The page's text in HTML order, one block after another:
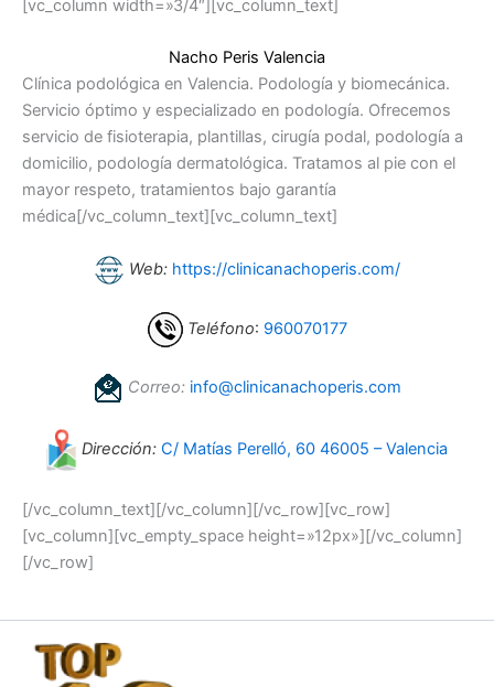
[vc_column width=»3/4″][vc_column_text]
Nacho Peris Valencia
Clínica podológica en Valencia. Podología y biomecánica.
Servicio óptimo y especializado en podología. Ofrecemos
servicio de fisioterapia, plantillas, cirugía podal, podología a
domicilio, podología dermatológica. Tratamos al pie con el
mayor respeto, tratamientos bajo garantía
médica[/vc_column_text][vc_column_text]
Web: https://clinicanachoperis.com/
Teléfono: 960070177
Correo: info@clinicanachoperis.com
Dirección: C/ Matías Perelló, 60 46005 – Valencia
[/vc_column_text][/vc_column][/vc_row][vc_row]
[vc_column][vc_empty_space height=»12px»][/vc_column]
[/vc_row]